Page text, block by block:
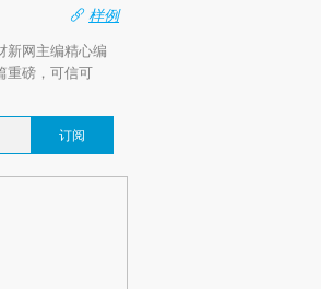
样例
新网主编精心编
重磅，可信可
订阅